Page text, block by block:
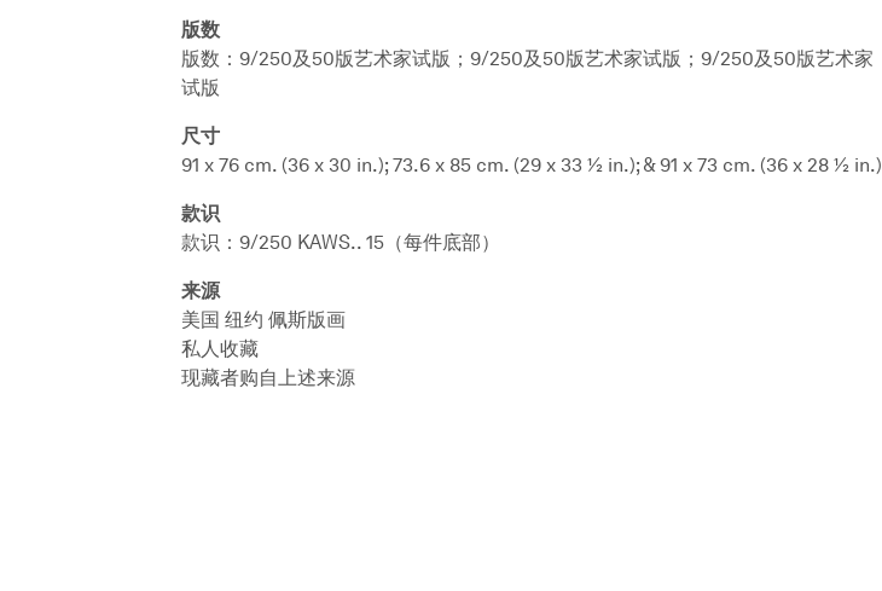
版数
版数：9/250及50版艺术家试版；9/250及50版艺术家试版；9/250及50版艺术家
试版
尺寸
91 x 76 cm. (36 x 30 in.); 73.6 x 85 cm. (29 x 33 ½ in.); & 91 x 73 cm. (36 x 28 ½ in.)
款识
款识：9/250 KAWS.. 15（每件底部）
来源
美国 纽约 佩斯版画
私人收藏
现藏者购自上述来源